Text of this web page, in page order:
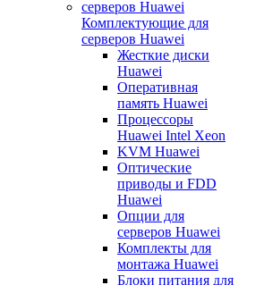
Комплектующие для
серверов Huawei
Жесткие диски
Huawei
Оперативная
память Huawei
Процессоры
Huawei Intel Xeon
KVM Huawei
Оптические
приводы и FDD
Huawei
Опции для
серверов Huawei
Комплекты для
монтажа Huawei
Блоки питания для